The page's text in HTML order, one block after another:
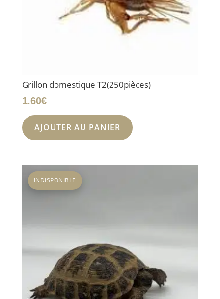
Grillon domestique T2(250pièces)
1.60€
AJOUTER AU PANIER
INDISPONIBLE